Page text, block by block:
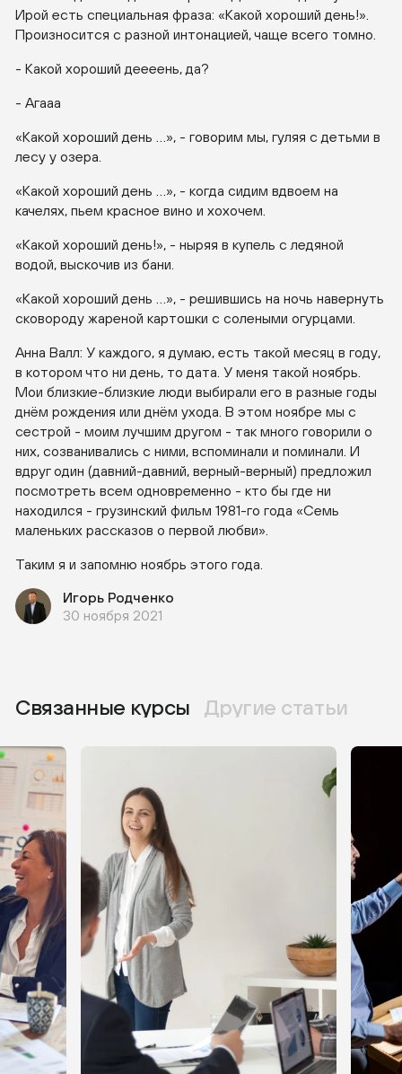
Ирой есть специальная фраза: «Какой хороший день!».
Произносится с разной интонацией, чаще всего томно.
- Какой хороший деееень, да?
- Агааа
«Какой хороший день …», - говорим мы, гуляя с детьми в
лесу у озера.
«Какой хороший день …», - когда сидим вдвоем на
качелях, пьем красное вино и хохочем.
«Какой хороший день!», - ныряя в купель с ледяной
водой, выскочив из бани.
«Какой хороший день …», - решившись на ночь навернуть
сковороду жареной картошки с солеными огурцами.
Анна Валл: У каждого, я думаю, есть такой месяц в году,
в котором что ни день, то дата. У меня такой ноябрь.
Мои близкие-близкие люди выбирали его в разные годы
днём рождения или днём ухода. В этом ноябре мы с
сестрой - моим лучшим другом - так много говорили о
них, созванивались с ними, вспоминали и поминали. И
вдруг один (давний-давний, верный-верный) предложил
посмотреть всем одновременно - кто бы где ни
находился - грузинский фильм 1981-го года «Семь
маленьких рассказов о первой любви».
Таким я и запомню ноябрь этого года.
Игорь Родченко
30 ноября 2021
Связанные курсы Другие статьи